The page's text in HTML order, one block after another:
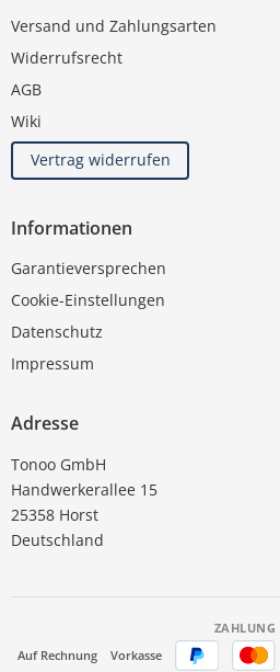
Versand und Zahlungsarten
Widerrufsrecht
AGB
Wiki
Vertrag widerrufen
Informationen
Garantieversprechen
Cookie-Einstellungen
Datenschutz
Impressum
Adresse
Tonoo GmbH
Handwerkerallee 15
25358 Horst
Deutschland
ZAHLUNG
Auf Rechnung
Vorkasse